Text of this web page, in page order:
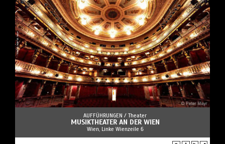
AUFFÜHRUNGEN / Theater
MUSIKTHEATER AN DER WIEN
Wien, Linke Wienzeile 6